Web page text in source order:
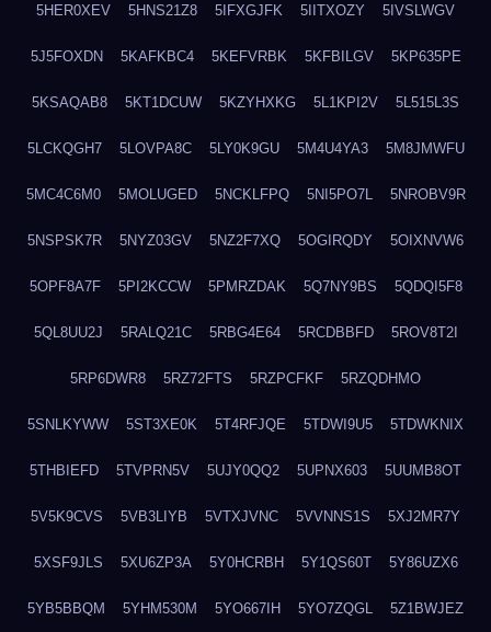
5HER0XEV 5HNS21Z8 5IFXGJFK 5IITXOZY 5IVSLWGV
5J5FOXDN 5KAFKBC4 5KEFVRBK 5KFBILGV 5KP635PE
5KSAQAB8 5KT1DCUW 5KZYHXKG 5L1KPI2V 5L515L3S
5LCKQGH7 5LOVPA8C 5LY0K9GU 5M4U4YA3 5M8JMWFU
5MC4C6M0 5MOLUGED 5NCKLFPQ 5NI5PO7L 5NROBV9R
5NSPSK7R 5NYZ03GV 5NZ2F7XQ 5OGIRQDY 5OIXNVW6
5OPF8A7F 5PI2KCCW 5PMRZDAK 5Q7NY9BS 5QDQI5F8
5QL8UU2J 5RALQ21C 5RBG4E64 5RCDBBFD 5ROV8T2I
5RP6DWR8 5RZ72FTS 5RZPCFKF 5RZQDHMO
5SNLKYWW 5ST3XE0K 5T4RFJQE 5TDWI9U5 5TDWKNIX
5THBIEFD 5TVPRN5V 5UJY0QQ2 5UPNX603 5UUMB8OT
5V5K9CVS 5VB3LIYB 5VTXJVNC 5VVNNS1S 5XJ2MR7Y
5XSF9JLS 5XU6ZP3A 5Y0HCRBH 5Y1QS60T 5Y86UZX6
5YB5BBQM 5YHM530M 5YO667IH 5YO7ZQGL 5Z1BWJEZ